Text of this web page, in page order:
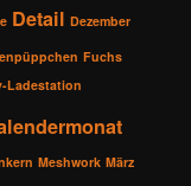
Detail Dezember
Fuchs
Ladestation
Meshwork März